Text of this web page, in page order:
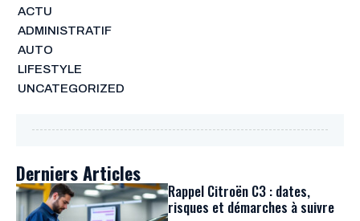
ACTU
ADMINISTRATIF
AUTO
LIFESTYLE
UNCATEGORIZED
Derniers Articles
Rappel Citroën C3 : dates,
risques et démarches à suivre